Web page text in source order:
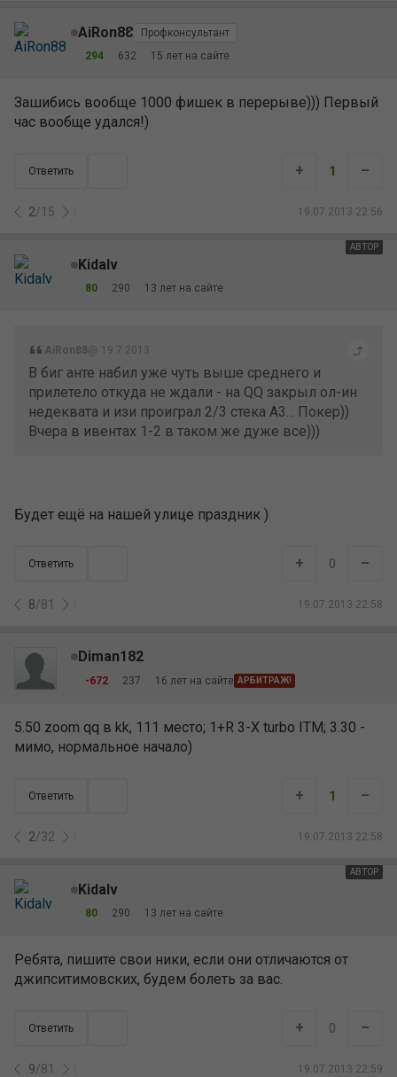
AiRon88
Профконсультант
294
632 15 лет на сайте
Зашибись вообще 1000 фишек в перерыве))) Первый
час вообще удался!)
Ответить
2/15 19.07.2013 22:56
+ 1 –
АВТОР
Kidalv
80 290 13 лет на сайте
AiRon88 @ 19.7.2013
В биг анте набил уже чуть выше среднего и
прилетело откуда не ждали - на QQ закрыл ол-ин
недеквата и изи проиграл 2/3 стека А3... Покер))
Вчера в ивентах 1-2 в таком же дуже все)))
Будет ещё на нашей улице праздник )
Ответить
8/81 19.07.2013 22:58
+ 0 –
Diman182
-672 237 16 лет на сайте АРБИТРАЖ!
5.50 zoom qq в kk, 111 место; 1+R 3-X turbo ITM; 3.30 -
мимо, нормальное начало)
Ответить
2/32 19.07.2013 22:58
+ 1 –
АВТОР
Kidalv
80 290 13 лет на сайте
Ребята, пишите свои ники, если они отличаются от
джипситимовских, будем болеть за вас.
Ответить
9/81 19.07.2013 22:59
+ 0 –